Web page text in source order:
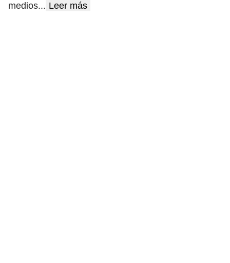
medios... Leer más